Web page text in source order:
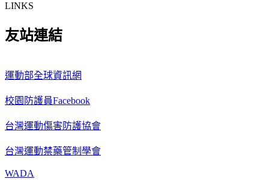
LINKS
友站連結
運動部全球資訊網
校園防護員Facebook
台灣運動傷害防護協會
台灣運動禁藥管制學會
WADA